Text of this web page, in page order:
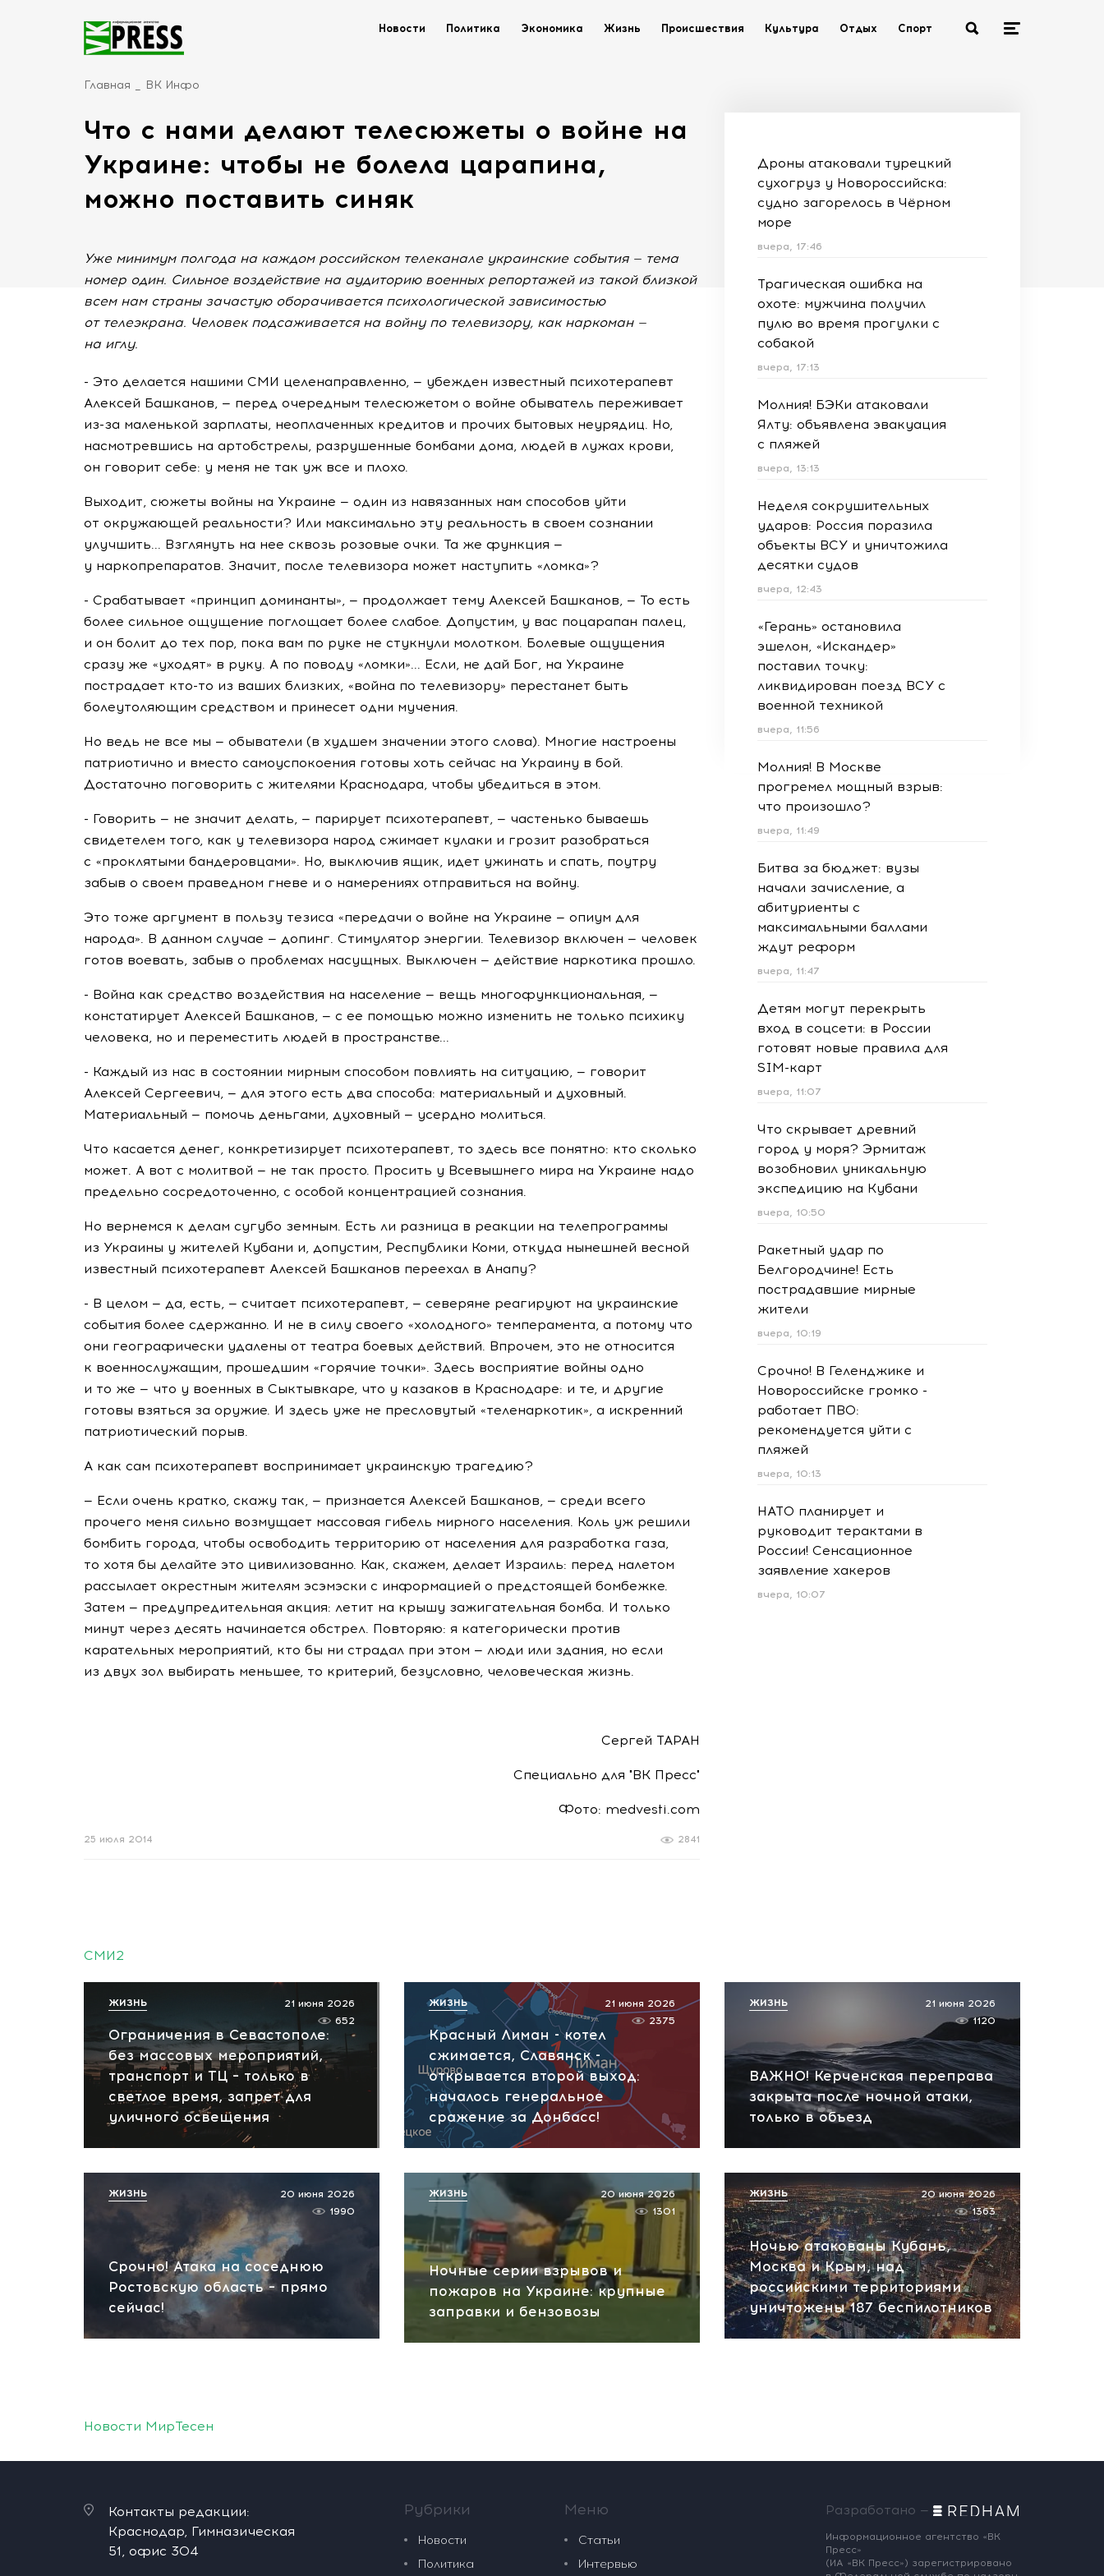
Новости Политика Экономика Жизнь Происшествия Культура Отдых Спорт
Главная ВК Инфо
Что с нами делают телесюжеты о войне на
Украине: чтобы не болела царапина,
можно поставить синяк
Уже минимум полгода на каждом российском телеканале украинские события — тема
номер один. Сильное воздействие на аудиторию военных репортажей из такой близкой
всем нам страны зачастую оборачивается психологической зависимостью
от телеэкрана. Человек подсаживается на войну по телевизору, как наркоман —
на иглу.
- Это делается нашими СМИ целенаправленно, — убежден известный психотерапевт
Алексей Башканов, — перед очередным телесюжетом о войне обыватель переживает
из-за маленькой зарплаты, неоплаченных кредитов и прочих бытовых неурядиц. Но,
насмотревшись на артобстрелы, разрушенные бомбами дома, людей в лужах крови,
он говорит себе: у меня не так уж все и плохо.
Выходит, сюжеты войны на Украине — один из навязанных нам способов уйти
от окружающей реальности? Или максимально эту реальность в своем сознании
улучшить... Взглянуть на нее сквозь розовые очки. Та же функция —
у наркопрепаратов. Значит, после телевизора может наступить «ломка»?
- Срабатывает «принцип доминанты», — продолжает тему Алексей Башканов, — То есть
более сильное ощущение поглощает более слабое. Допустим, у вас поцарапан палец,
и он болит до тех пор, пока вам по руке не стукнули молотком. Болевые ощущения
сразу же «уходят» в руку. А по поводу «ломки»... Если, не дай Бог, на Украине
пострадает кто-то из ваших близких, «война по телевизору» перестанет быть
болеутоляющим средством и принесет одни мучения.
Но ведь не все мы — обыватели (в худшем значении этого слова). Многие настроены
патриотично и вместо самоуспокоения готовы хоть сейчас на Украину в бой.
Достаточно поговорить с жителями Краснодара, чтобы убедиться в этом.
- Говорить — не значит делать, — парирует психотерапевт, — частенько бываешь
свидетелем того, как у телевизора народ сжимает кулаки и грозит разобраться
с «проклятыми бандеровцами». Но, выключив ящик, идет ужинать и спать, поутру
забыв о своем праведном гневе и о намерениях отправиться на войну.
Это тоже аргумент в пользу тезиса «передачи о войне на Украине — опиум для
народа». В данном случае — допинг. Стимулятор энергии. Телевизор включен — человек
готов воевать, забыв о проблемах насущных. Выключен — действие наркотика прошло.
- Война как средство воздействия на население — вещь многофункциональная, —
констатирует Алексей Башканов, — с ее помощью можно изменить не только психику
человека, но и переместить людей в пространстве...
- Каждый из нас в состоянии мирным способом повлиять на ситуацию, — говорит
Алексей Сергеевич, — для этого есть два способа: материальный и духовный.
Материальный — помочь деньгами, духовный — усердно молиться.
Что касается денег, конкретизирует психотерапевт, то здесь все понятно: кто сколько
может. А вот с молитвой — не так просто. Просить у Всевышнего мира на Украине надо
предельно сосредоточенно, с особой концентрацией сознания.
Но вернемся к делам сугубо земным. Есть ли разница в реакции на телепрограммы
из Украины у жителей Кубани и, допустим, Республики Коми, откуда нынешней весной
известный психотерапевт Алексей Башканов переехал в Анапу?
- В целом — да, есть, — считает психотерапевт, — северяне реагируют на украинские
события более сдержанно. И не в силу своего «холодного» темперамента, а потому что
они географически удалены от театра боевых действий. Впрочем, это не относится
к военнослужащим, прошедшим «горячие точки». Здесь восприятие войны одно
и то же — что у военных в Сыктывкаре, что у казаков в Краснодаре: и те, и другие
готовы взяться за оружие. И здесь уже не пресловутый «теленаркотик», а искренний
патриотический порыв.
А как сам психотерапевт воспринимает украинскую трагедию?
— Если очень кратко, скажу так, — признается Алексей Башканов, — среди всего
прочего меня сильно возмущает массовая гибель мирного населения. Коль уж решили
бомбить города, чтобы освободить территорию от населения для разработка газа,
то хотя бы делайте это цивилизованно. Как, скажем, делает Израиль: перед налетом
рассылает окрестным жителям эсэмэски с информацией о предстоящей бомбежке.
Затем — предупредительная акция: летит на крышу зажигательная бомба. И только
минут через десять начинается обстрел. Повторяю: я категорически против
карательных мероприятий, кто бы ни страдал при этом — люди или здания, но если
из двух зол выбирать меньшее, то критерий, безусловно, человеческая жизнь.
Сергей ТАРАН
Специально для "ВК Пресс"
Фото: medvesti.com
2841
25 июля 2014
Дроны атаковали турецкий
сухогруз у Новороссийска:
судно загорелось в Чёрном
море
вчера, 17:46
Трагическая ошибка на
охоте: мужчина получил
пулю во время прогулки с
собакой
вчера, 17:13
Молния! БЭКи атаковали
Ялту: объявлена эвакуация
с пляжей
вчера, 13:13
Неделя сокрушительных
ударов: Россия поразила
объекты ВСУ и уничтожила
десятки судов
вчера, 12:43
«Герань» остановила
эшелон, «Искандер»
поставил точку:
ликвидирован поезд ВСУ с
военной техникой
вчера, 11:56
Молния! В Москве
прогремел мощный взрыв:
что произошло?
вчера, 11:49
Битва за бюджет: вузы
начали зачисление, а
абитуриенты с
максимальными баллами
ждут реформ
вчера, 11:47
Детям могут перекрыть
вход в соцсети: в России
готовят новые правила для
SIM-карт
вчера, 11:07
Что скрывает древний
город у моря? Эрмитаж
возобновил уникальную
экспедицию на Кубани
вчера, 10:50
Ракетный удар по
Белгородчине! Есть
пострадавшие мирные
жители
вчера, 10:19
Срочно! В Геленджике и
Новороссийске громко -
работает ПВО:
рекомендуется уйти с
пляжей
вчера, 10:13
НАТО планирует и
руководит терактами в
России! Сенсационное
заявление хакеров
вчера, 10:07
СМИ2
Ограничения в Севастополе:
без массовых мероприятий,
транспорт и ТЦ – только в
светлое время, запрет для
уличного освещения
21 июня 2026
652
ЖИЗНЬ
Красный Лиман - котел
сжимается, Славянск -
открывается второй выход:
началось генеральное
сражение за Донбасс!
21 июня 2026
2375
ЖИЗНЬ
ВАЖНО! Керченская переправа
закрыта после ночной атаки,
только в объезд
21 июня 2026
1120
ЖИЗНЬ
Срочно! Атака на соседнюю
Ростовскую область – прямо
сейчас!
20 июня 2026
1990
ЖИЗНЬ
Ночные серии взрывов и
пожаров на Украине: крупные
заправки и бензовозы
20 июня 2026
1301
ЖИЗНЬ
Ночью атакованы Кубань,
Москва и Крым, над
российскими территориями
уничтожены 187 беспилотников
20 июня 2026
1363
ЖИЗНЬ
Новости МирТесен
Контакты редакции:
Краснодар, Гимназическая
51, офис 304
Рубрики
Новости
Политика
Меню
Статьи
Интервью
Разработано —
Информационное агентство «ВК
Пресс»
(ИА «ВК Пресс») зарегистрировано